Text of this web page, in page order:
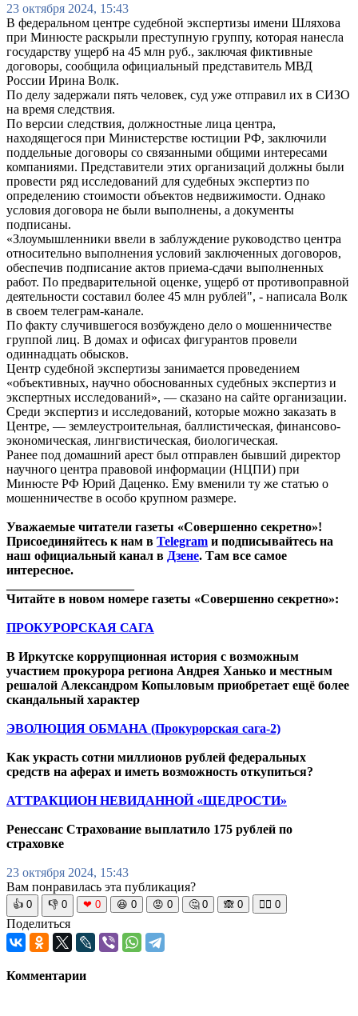
23 октября 2024, 15:43
В федеральном центре судебной экспертизы имени Шляхова
при Минюсте раскрыли преступную группу, которая нанесла
государству ущерб на 45 млн руб., заключая фиктивные
договоры, сообщила официальный представитель МВД
России Ирина Волк.
По делу задержали пять человек, суд уже отправил их в СИЗО
на время следствия.
По версии следствия, должностные лица центра,
находящегося при Министерстве юстиции РФ, заключили
поддельные договоры со связанными общими интересами
компаниями. Представители этих организаций должны были
провести ряд исследований для судебных экспертиз по
определению стоимости объектов недвижимости. Однако
условия договора не были выполнены, а документы
подписаны.
«Злоумышленники ввели в заблуждение руководство центра
относительно выполнения условий заключенных договоров,
обеспечив подписание актов приема-сдачи выполненных
работ. По предварительной оценке, ущерб от противоправной
деятельности составил более 45 млн рублей", - написала Волк
в своем телеграм-канале.
По факту случившегося возбуждено дело о мошенничестве
группой лиц. В домах и офисах фигурантов провели
одиннадцать обысков.
Центр судебной экспертизы занимается проведением
«объективных, научно обоснованных судебных экспертиз и
экспертных исследований», — сказано на сайте организации.
Среди экспертиз и исследований, которые можно заказать в
Центре, — землеустроительная, баллистическая, финансово-
экономическая, лингвистическая, биологическая.
Ранее под домашний арест был отправлен бывший директор
научного центра правовой информации (НЦПИ) при
Минюсте РФ Юрий Даценко. Ему вменили ту же статью о
мошенничестве в особо крупном размере.
Уважаемые читатели газеты «Совершенно секретно»!
Присоединяйтесь к нам в Telegram и подписывайтесь на
наш официальный канал в Дзене. Там все самое
интересное.
Читайте в новом номере газеты «Совершенно секретно»:
ПРОКУРОРСКАЯ САГА
В Иркутске коррупционная история с возможным
участием прокурора региона Андрея Ханько и местным
решалой Александром Копыловым приобретает ещё более
скандальный характер
ЭВОЛЮЦИЯ ОБМАНА (Прокурорская сага-2)
Как украсть сотни миллионов рублей федеральных
средств на аферах и иметь возможность откупиться?
АТТРАКЦИОН НЕВИДАННОЙ «ЩЕДРОСТИ»
Ренессанс Страхование выплатило 175 рублей по
страховке
23 октября 2024, 15:43
Вам понравилась эта публикация?
👍 0 👎 0 ❤ 0 😆 0 😡 0 🤔 0 🙈 0 🧘‍♀️ 0
Поделиться
Комментарии